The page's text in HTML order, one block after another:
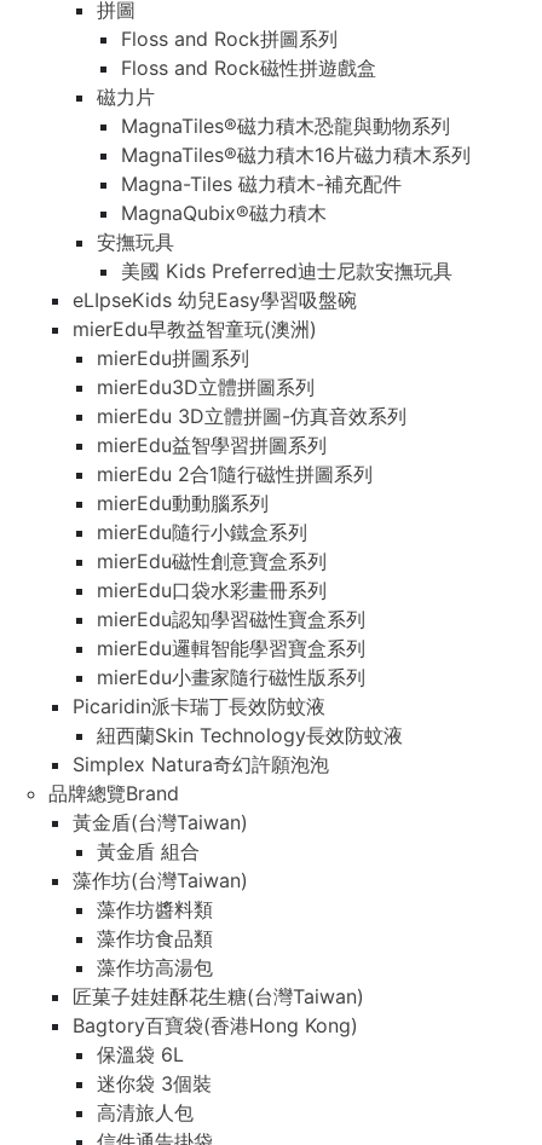
拼圖
Floss and Rock拼圖系列
Floss and Rock磁性拼遊戲盒
磁力片
MagnaTiles®磁力積木恐龍與動物系列
MagnaTiles®磁力積木16片磁力積木系列
Magna-Tiles 磁力積木-補充配件
MagnaQubix®磁力積木
安撫玩具
美國 Kids Preferred迪士尼款安撫玩具
eLIpseKids 幼兒Easy學習吸盤碗
mierEdu早教益智童玩(澳洲)
mierEdu拼圖系列
mierEdu3D立體拼圖系列
mierEdu 3D立體拼圖-仿真音效系列
mierEdu益智學習拼圖系列
mierEdu 2合1隨行磁性拼圖系列
mierEdu動動腦系列
mierEdu隨行小鐵盒系列
mierEdu磁性創意寶盒系列
mierEdu口袋水彩畫冊系列
mierEdu認知學習磁性寶盒系列
mierEdu邏輯智能學習寶盒系列
mierEdu小畫家隨行磁性版系列
Picaridin派卡瑞丁長效防蚊液
紐西蘭Skin Technology長效防蚊液
Simplex Natura奇幻許願泡泡
品牌總覽Brand
黃金盾(台灣Taiwan)
黃金盾 組合
藻作坊(台灣Taiwan)
藻作坊醬料類
藻作坊食品類
藻作坊高湯包
匠菓子娃娃酥花生糖(台灣Taiwan)
Bagtory百寶袋(香港Hong Kong)
保溫袋 6L
迷你袋 3個裝
高清旅人包